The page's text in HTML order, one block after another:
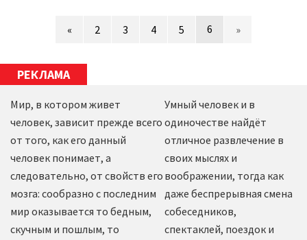
« 2 3 4 5 6 »
РЕКЛАМА
Мир, в котором живет
человек, зависит прежде всего
от того, как его данный
человек понимает, а
следовательно, от свойств его
мозга: сообразно с последним
мир оказывается то бедным,
скучным и пошлым, то
Умный человек и в
одиночестве найдёт
отличное развлечение в
своих мыслях и
воображении, тогда как
даже беспрерывная смена
собеседников,
спектаклей, поездок и